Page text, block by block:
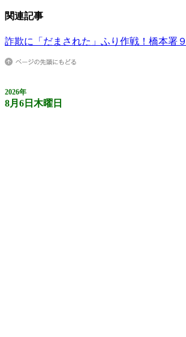
関連記事
詐欺に「だまされた」ふり作戦！橋本署
2026年
8月6日木曜日